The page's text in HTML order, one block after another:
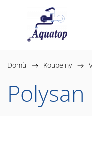
Domů / Koupelny /